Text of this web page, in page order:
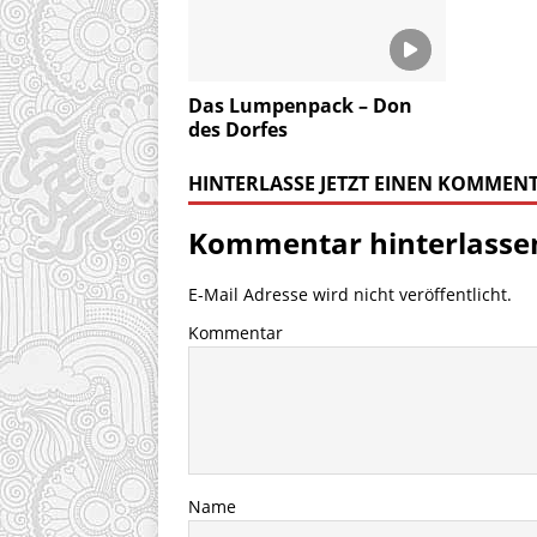
Das Lumpenpack – Don
des Dorfes
HINTERLASSE JETZT EINEN
Kommentar
E-Mail Adresse wird nicht veröffentlicht.
Kommentar
Name